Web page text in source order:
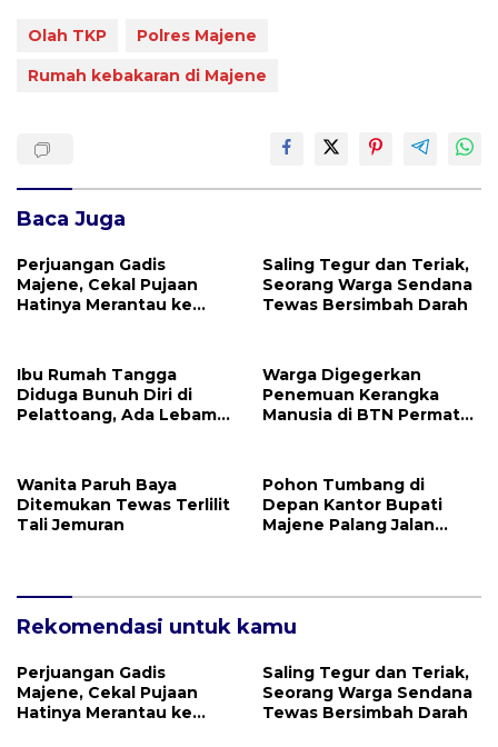
Olah TKP
Polres Majene
Rumah kebakaran di Majene
Baca Juga
Perjuangan Gadis
Majene, Cekal Pujaan
Hatinya Merantau ke
Saling Tegur dan Teriak,
Seorang Warga Sendana
Tewas Bersimbah Darah
Ibu Rumah Tangga
Diduga Bunuh Diri di
Pelattoang, Ada Lebam
Warga Digegerkan
Penemuan Kerangka
Manusia di BTN Permata
Wanita Paruh Baya
Ditemukan Tewas Terlilit
Tali Jemuran
Pohon Tumbang di
Depan Kantor Bupati
Majene Palang Jalan
Rekomendasi untuk kamu
Perjuangan Gadis
Majene, Cekal Pujaan
Hatinya Merantau ke
Saling Tegur dan Teriak,
Seorang Warga Sendana
Tewas Bersimbah Darah